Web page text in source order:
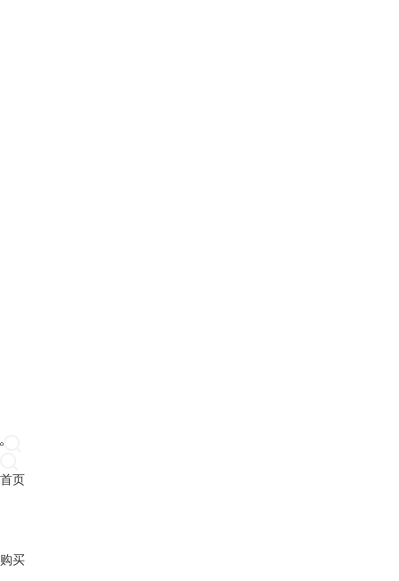
首页
购买